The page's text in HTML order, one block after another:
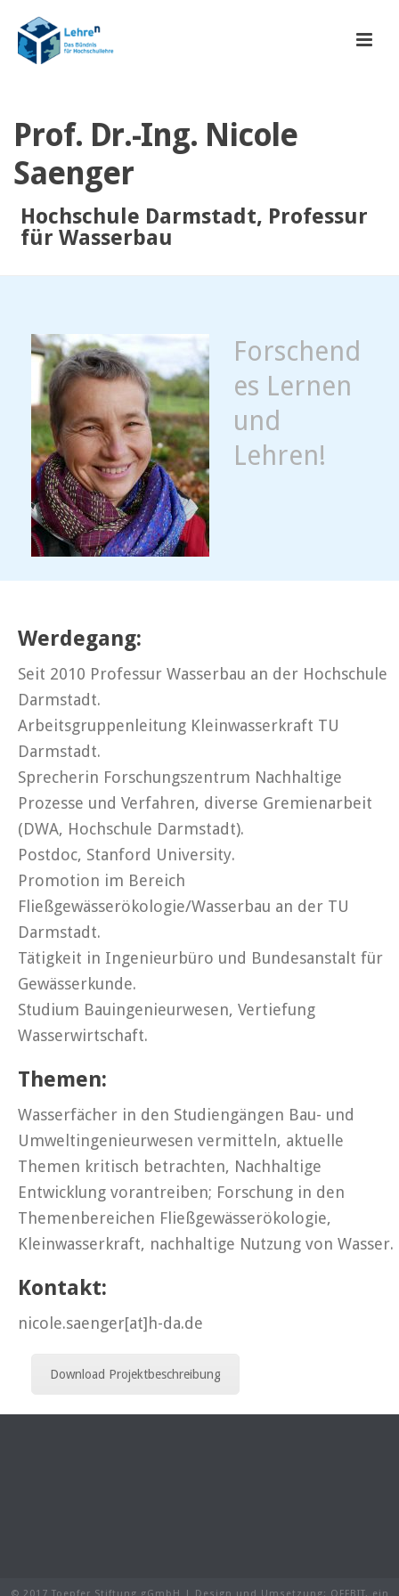
Prof. Dr.-Ing. Nicole
Saenger
Hochschule Darmstadt, Professur
für Wasserbau
Forschend
es Lernen
und
Lehren!
Werdegang:
Seit 2010 Professur Wasserbau an der Hochschule
Darmstadt.
Arbeitsgruppenleitung Kleinwasserkraft TU
Darmstadt.
Sprecherin Forschungszentrum Nachhaltige
Prozesse und Verfahren, diverse Gremienarbeit
(DWA, Hochschule Darmstadt).
Postdoc, Stanford University.
Promotion im Bereich
Fließgewässerökologie/Wasserbau an der TU
Darmstadt.
Tätigkeit in Ingenieurbüro und Bundesanstalt für
Gewässerkunde.
Studium Bauingenieurwesen, Vertiefung
Wasserwirtschaft.
Themen:
Wasserfächer in den Studiengängen Bau- und
Umweltingenieurwesen vermitteln, aktuelle
Themen kritisch betrachten, Nachhaltige
Entwicklung vorantreiben; Forschung in den
Themenbereichen Fließgewässerökologie,
Kleinwasserkraft, nachhaltige Nutzung von Wasser.
Kontakt:
nicole.saenger[at]h-da.de
Download Projektbeschreibung
© 2017 Toepfer Stiftung gGmbH | Design und Umsetzung: OFFBIT, ein